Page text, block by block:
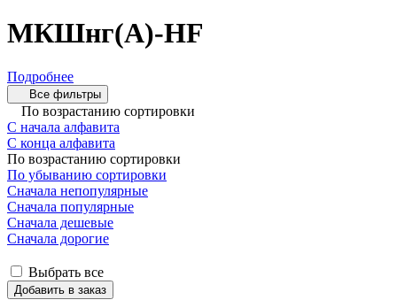
МКШнг(А)-HF
Подробнее
Все фильтры
По возрастанию сортировки
С начала алфавита
С конца алфавита
По возрастанию сортировки
По убыванию сортировки
Сначала непопулярные
Сначала популярные
Сначала дешевые
Сначала дорогие
Выбрать все
Добавить в заказ